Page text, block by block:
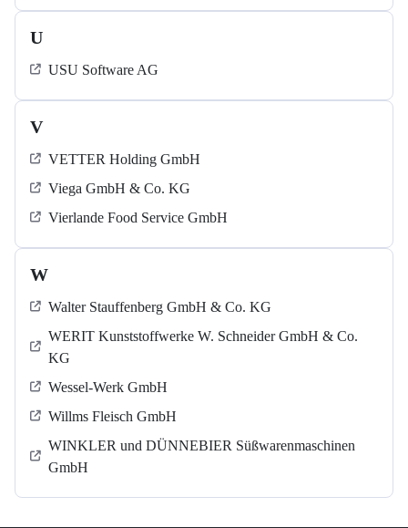
U
USU Software AG
V
VETTER Holding GmbH
Viega GmbH & Co. KG
Vierlande Food Service GmbH
W
Walter Stauffenberg GmbH & Co. KG
WERIT Kunststoffwerke W. Schneider GmbH & Co.
KG
Wessel-Werk GmbH
Willms Fleisch GmbH
WINKLER und DÜNNEBIER Süßwarenmaschinen
GmbH